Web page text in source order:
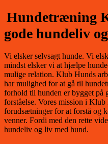
Hundetræning
gode hundeliv
Vi elsker selvsagt hunde. Vi
mindst elsker vi at hjælpe
mulige relation. Klub Hunds
har mulighed for at gå til
forhold til hunden er bygget på
forståelse. Vores mission i
forudsætninger for at forstå og
venner. Fordi med den rette
hundeliv og liv med hund.